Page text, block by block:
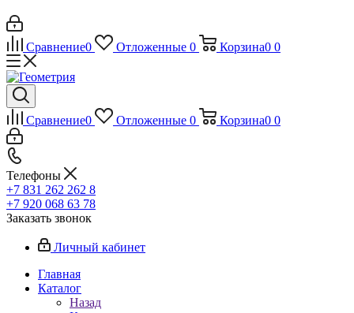
Сравнение0 Отложенные 0 Корзина0 0
Сравнение0 Отложенные 0 Корзина0 0
Телефоны
+7 831 262 262 8
+7 920 068 63 78
Заказать звонок
Личный кабинет
Главная
Каталог
Назад